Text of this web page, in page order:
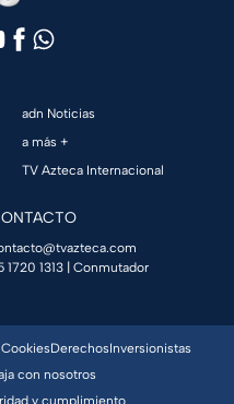
adn Noticias
a más +
TV Azteca Internacional
1720 1313 | Conmutador
DerechosInversionistas
con nosotros
y cumplimiento